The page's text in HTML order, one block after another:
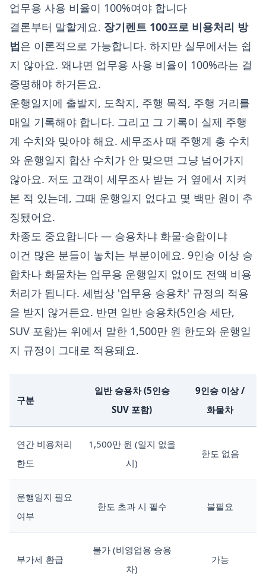
업무용 사용 비율이 100%여야 합니다
결론부터 말할게요. 장기렌트 100프로 비용처리 방
법은 이론적으로 가능합니다. 하지만 실무에서는 쉽
지 않아요. 왜냐면 업무용 사용 비율이 100%라는 걸
증명해야 하거든요.
운행일지에 출발지, 도착지, 주행 목적, 주행 거리를
매일 기록해야 합니다. 그리고 그 기록이 실제 주행
계 수치와 맞아야 해요. 세무조사 때 주행계 총 수치
와 운행일지 합산 수치가 안 맞으면 그냥 넘어가지
않아요. 저도 고객이 세무조사 받는 거 옆에서 지켜
본 적 있는데, 그때 운행일지 없다고 몇 백만 원이 추
징됐어요.
차종도 중요합니다 — 승용차냐 화물·승합이냐
이건 많은 분들이 놓치는 부분이에요. 9인승 이상 승
합차나 화물차는 업무용 운행일지 없이도 전액 비용
처리가 됩니다. 세법상 '업무용 승용차' 규정의 적용
을 받지 않거든요. 반면 일반 승용차(5인승 세단,
SUV 포함)는 위에서 말한 1,500만 원 한도와 운행일
지 규정이 그대로 적용돼요.
구분
일반 승용차 (5인승
SUV 포함)
9인승 이상 /
화물차
연간 비용처리
한도
1,500만 원 (일지 없을
시)
한도 없음
운행일지 필요
여부
한도 초과 시 필수 불필요
부가세 환급
불가 (비영업용 승용
차)
가능